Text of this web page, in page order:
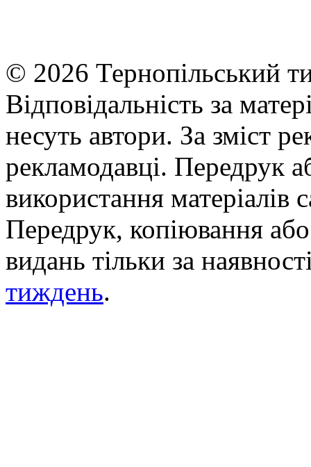
© 2026 Тернопільський
Відповідальність за
несуть автори. За зміст
рекламодавці. Передрук
використання матеріалів
Передрук, копіювання
видань тільки за
тиждень.